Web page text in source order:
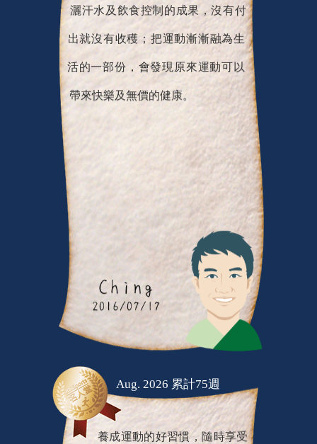
出就沒有收穫；把運動漸漸融為生
活的一部份，會發現原來運動可以
帶來快樂及無價的健康。
Aug. 2026 累計75週
養成運動的好習慣，隨時享受